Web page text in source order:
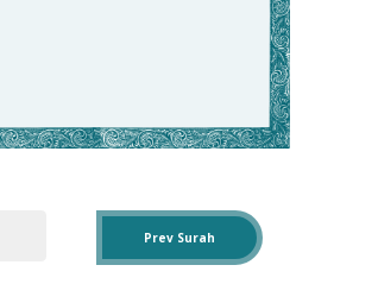
Prev Surah